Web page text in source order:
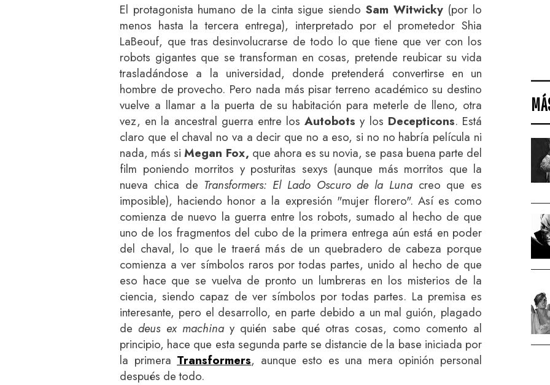
El protagonista humano de la cinta sigue siendo Sam Witwicky(por lo
menos hasta la tercera entrega), interpretado por el prometedor Shia
LaBeouf, que tras desinvolucrarse de todo lo que tiene que ver con los
robots gigantes que se transforman en cosas, pretende reubicar su vida
trasladándose a la universidad, donde pretenderá convertirse en un
hombre de provecho. Pero nada más pisar terreno académico su destino
vuelve a llamar a la puerta de su habitación para meterle de lleno, otra
vez, en la ancestral guerra entre losAutobots y los Decepticons. Está
claro que el chaval no va a decir que no a eso, si no no habría película ni
nada, más siMegan Fox, que ahora es su novia, se pasa buena parte del
film poniendo morritos y posturitas sexys (aunque más morritos que la
nueva chica de Transformers: El Lado Oscuro de la Lunacreo que es
imposible), haciendo honor a la expresión "mujer florero". Así es como
comienza de nuevo la guerra entre los robots, sumado al hecho de que
uno de los fragmentos del cubo de la primera entrega aún está en poder
del chaval, lo que le traerá más de un quebradero de cabeza porque
comienza a ver símbolos raros por todas partes, unido al hecho de que
eso hace que se vuelva de pronto un lumbreras en los misterios de la
ciencia, siendo capaz de ver símbolos por todas partes. La premisa es
interesante, pero el desarrollo, en parte debido a un mal guión, plagado
dedeus ex machinay quién sabe qué otras cosas, como comento al
principio, hace que esta segunda parte se distancie de la base iniciada por
la primera Transformers, aunque esto es una mera opinión personal
después de todo.